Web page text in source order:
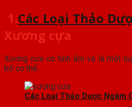
1.Các Loại Thảo
Xương cựa
Xương cựa có tính ấm và là một
bổ cơ thể.
Các Loại Thảo Dược Ngâm